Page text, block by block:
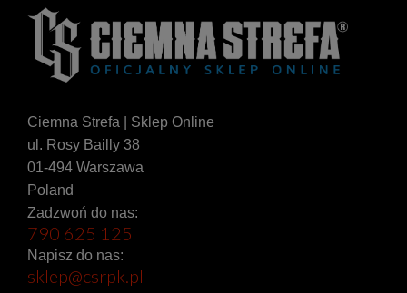
Ciemna Strefa | Sklep Online
ul. Rosy Bailly 38
01-494 Warszawa
Poland
Zadzwoń do nas:
790 625 125
Napisz do nas:
sklep@csrpk.pl